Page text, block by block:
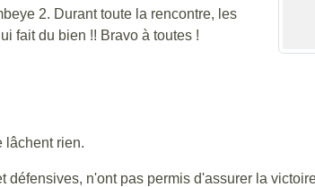
2. Durant toute la rencontre, les
fait du bien !! Bravo à toutes !
lâchent rien.
n'ont pas permis d'assurer la